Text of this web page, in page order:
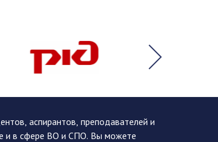
аспирантов, преподавателей и
и в сфере ВО и СПО. Вы можете